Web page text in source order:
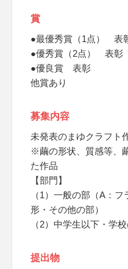
賞
●最優秀賞（1点） 表
●優秀賞（2点） 表彰
●優良賞 表彰
他賞あり
募集内容
未発表のまゆクラフト
※繭の形状、質感等、
た作品
【部門】
（1）一般の部（A：
形・その他の部）
（2）中学生以下・学
提出物